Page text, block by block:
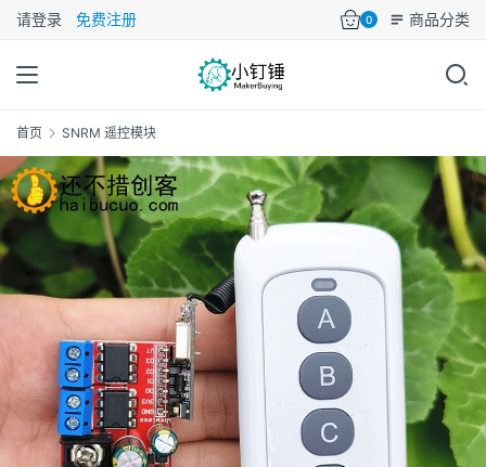
请登录 免费注册 0 商品分类
首页 SNRM 遥控模块